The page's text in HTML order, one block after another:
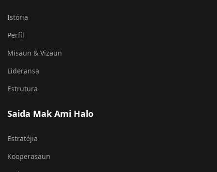
Semak Ami
Estrutura
Saida Mak Ami Halo
Estratéjia